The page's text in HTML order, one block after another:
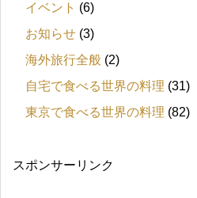
イベント (6)
お知らせ (3)
海外旅行全般 (2)
自宅で食べる世界の料理 (31)
東京で食べる世界の料理 (82)
スポンサーリンク